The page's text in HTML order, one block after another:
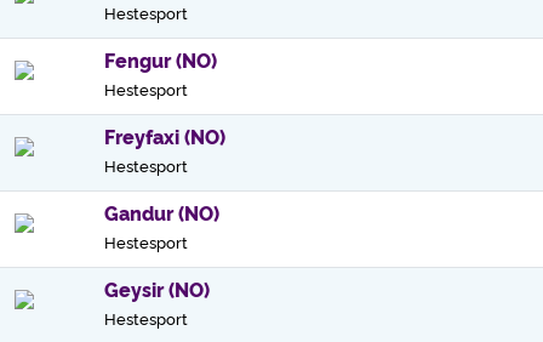
Hestesport
Fengur (NO)
Hestesport
Freyfaxi (NO)
Hestesport
Gandur (NO)
Hestesport
Geysir (NO)
Hestesport